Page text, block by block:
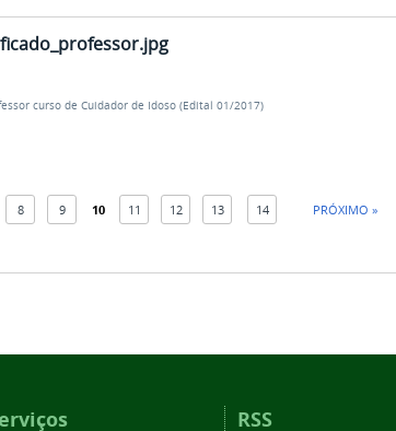
curso de Cuidador de Idoso (Edital 01/2017)
8 9 10 11 12 13 14 PRÓXIMO »
RSS